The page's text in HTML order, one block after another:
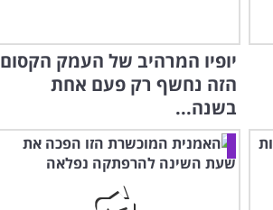
יופיו המרהיב של העמק הקסום
הזה נחשף רק פעם אחת
בשנה...